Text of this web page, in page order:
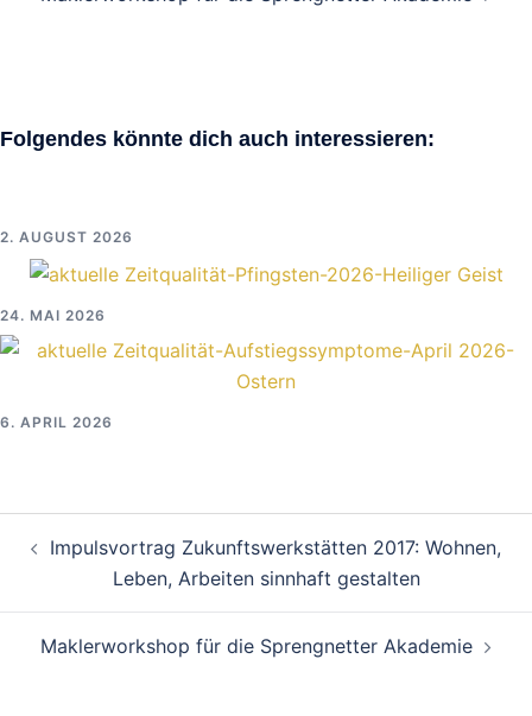
Folgendes könnte dich auch interessieren:
2. AUGUST 2026
24. MAI 2026
6. APRIL 2026
Beitragsnavigation
Impulsvortrag Zukunftswerkstätten 2017: Wohnen,
Leben, Arbeiten sinnhaft gestalten
Maklerworkshop für die Sprengnetter Akademie